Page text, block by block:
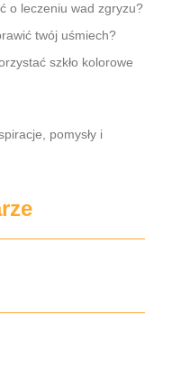
o leczeniu wad zgryzu?
twój uśmiech?
szkło kolorowe
pomysły i